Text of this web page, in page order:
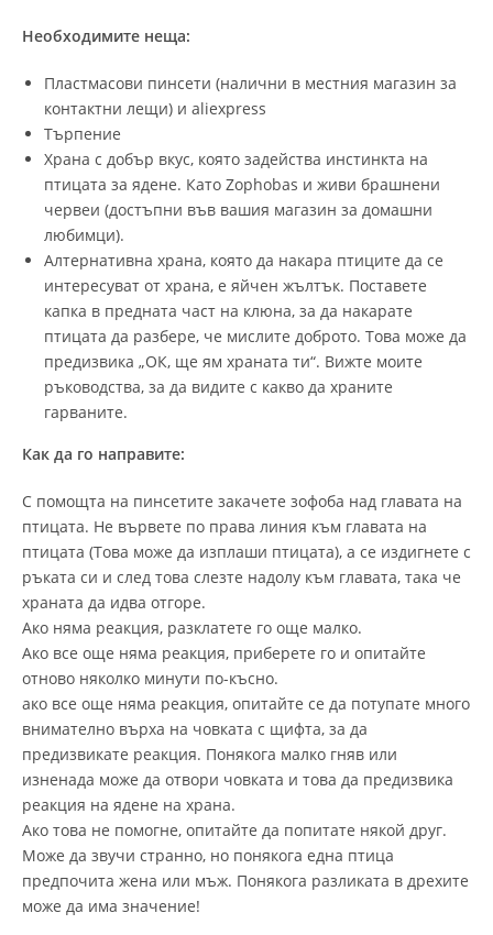
Необходимите неща:
Пластмасови пинсети (налични в местния магазин за
контактни лещи) и aliexpress
Търпение
Храна с добър вкус, която задейства инстинкта на
птицата за ядене. Като Zophobas и живи брашнени
червеи (достъпни във вашия магазин за домашни
любимци).
Алтернативна храна, която да накара птиците да се
интересуват от храна, е яйчен жълтък. Поставете
капка в предната част на клюна, за да накарате
птицата да разбере, че мислите доброто. Това може да
предизвика „ОК, ще ям храната ти“. Вижте моите
ръководства, за да видите с какво да храните
гарваните.
Как да го направите:
С помощта на пинсетите закачете зофоба над главата на
птицата. Не вървете по права линия към главата на
птицата (Това може да изплаши птицата), а се издигнете с
ръката си и след това слезте надолу към главата, така че
храната да идва отгоре.
Ако няма реакция, разклатете го още малко.
Ако все още няма реакция, приберете го и опитайте
отново няколко минути по-късно.
ако все още няма реакция, опитайте се да потупате много
внимателно върха на човката с щифта, за да
предизвикате реакция. Понякога малко гняв или
изненада може да отвори човката и това да предизвика
реакция на ядене на храна.
Ако това не помогне, опитайте да попитате някой друг.
Може да звучи странно, но понякога една птица
предпочита жена или мъж. Понякога разликата в дрехите
може да има значение!